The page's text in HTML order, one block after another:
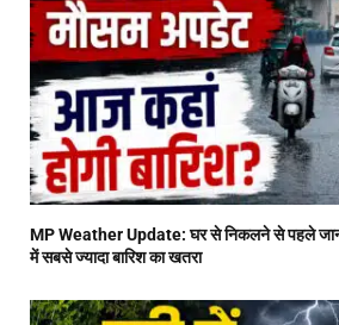
MP Weather Update: घर से निकलने से पहले
में सबसे ज्यादा बारिश का खतरा